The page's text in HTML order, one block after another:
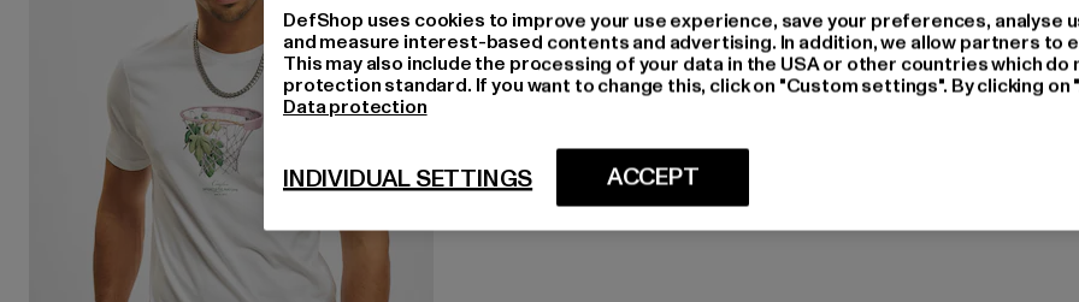
DefShop uses cookies to improve your use experience, save your preferences, analyse
and measure interest-based contents and advertising. In addition, we allow partners to
This may also include the processing of your data in the USA or other countries which do
protection standard. If you want to change this, click on "Custom settings". By clicking
Data protection
ACCEPT
INDIVIDUAL SETTINGS